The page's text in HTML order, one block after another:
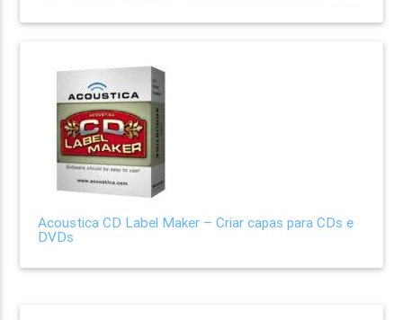
Acoustica CD Label Maker – Criar capas para CDs e
DVDs